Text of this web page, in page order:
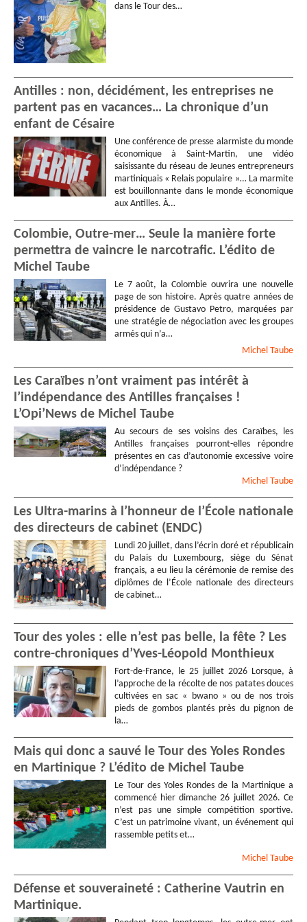
dans le Tour des…
Antilles : non, décidément, les entreprises ne
partent pas en vacances… La chronique d’un
enfant de Césaire
Une conférence de presse alarmiste du monde
économique à Saint-Martin, une vidéo
saisissante du réseau de Jeunes entrepreneurs
martiniquais « Relais populaire »… La marmite
est bouillonnante dans le monde économique
aux Antilles. À…
Colombie, Outre-mer… Seule la manière forte
permettra de vaincre le narcotrafic. L’édito de
Michel Taube
Le 7 août, la Colombie ouvrira une nouvelle
page de son histoire. Après quatre années de
présidence de Gustavo Petro, marquées par
une stratégie de négociation avec les groupes
armés qui n’a…
Michel Taube
Les Caraïbes n’ont vraiment pas intérêt à
l’indépendance des Antilles françaises !
L’Opi’News de Michel Taube
Au secours de ses voisins des Caraïbes, les
Antilles françaises pourront-elles répondre
présentes en cas d’autonomie excessive voire
d’indépendance ?
Michel Taube
Les Ultra-marins à l’honneur de l’École nationale
des directeurs de cabinet (ENDC)
Lundi 20 juillet, dans l’écrin doré et républicain
du Palais du Luxembourg, siège du Sénat
français, a eu lieu la cérémonie de remise des
diplômes de l’École nationale des directeurs
de cabinet…
Tour des yoles : elle n’est pas belle, la fête ? Les
contre-chroniques d’Yves-Léopold Monthieux
Fort-de-France, le 25 juillet 2026 Lorsque, à
l’approche de la récolte de nos patates douces
cultivées en sac « bwano » ou de nos trois
pieds de gombos plantés près du pignon de
la…
Mais qui donc a sauvé le Tour des Yoles Rondes
en Martinique ? L’édito de Michel Taube
Le Tour des Yoles Rondes de la Martinique a
commencé hier dimanche 26 juillet 2026. Ce
n’est pas une simple compétition sportive.
C’est un patrimoine vivant, un événement qui
rassemble petits et…
Michel Taube
Défense et souveraineté : Catherine Vautrin en
Martinique.